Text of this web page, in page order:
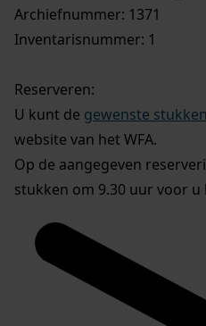
Archiefnummer: 1371
Inventarisnummer: 1
Reserveren:
U kunt de gewenste stukken
website van het WFA.
Op de aangegeven
stukken om 9.30 uur voor u